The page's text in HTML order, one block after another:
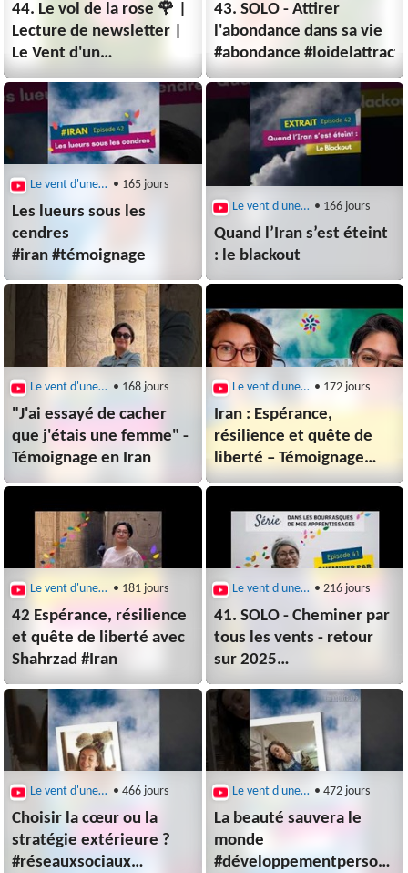
44. Le vol de la rose 🌹 |
Lecture de newsletter |
Le Vent d'un
Nouveau Monde
43. SOLO - Attirer
l'abondance dans sa vie
#abondance
Le vent d'une nouveau monde • 165 jours
Les lueurs sous les
cendres
#iran #témoignage
Le vent d'une nouveau monde • 166 jours
Quand l’Iran s’est éteint
: le blackout
Le vent d'une nouveau monde • 168 jours
"J'ai essayé de cacher
que j'étais une femme" -
Témoignage en Iran
Le vent d'une nouveau monde • 172 jours
Iran : Espérance,
résilience et quête de
liberté – Témoignage
de Shahrzad
Le vent d'une nouveau monde • 181 jours
42 Espérance, résilience
et quête de liberté avec
Shahrzad #Iran
Le vent d'une nouveau monde • 216 jours
41. SOLO - Cheminer par
tous les vents - retour
sur 2025
#bilandelannee
Le vent d'une nouveau monde • 466 jours
Choisir la cœur ou la
stratégie extérieure ?
#réseauxsociaux
Le vent d'une nouveau monde • 472 jours
La beauté sauvera le
monde